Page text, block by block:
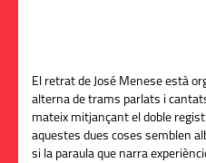
El retrat de José Menese està
alterna de trams parlats i
mateix mitjançant el doble
aquestes dues coses semblen
si la paraula que narra